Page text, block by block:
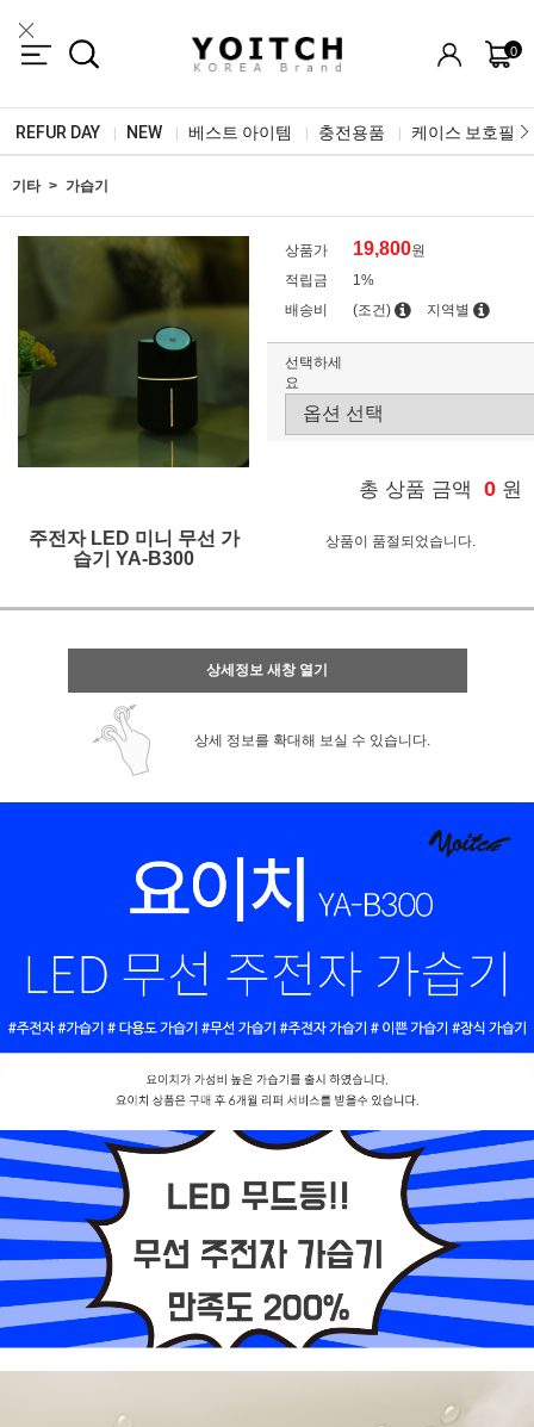
0
REFUR DAY NEW 베스트 아이템 충전용품 케이스 보호필름
기타 가습기
주전자 LED 미니 무선 가
습기 YA-B300
상품가 19,800원
적립금
1%
배송비
(조건) 지역별
선택하세
요
총 상품 금액 0 원
상품이 품절되었습니다.
상세정보 새창 열기
상세 정보를 확대해 보실 수 있습니다.